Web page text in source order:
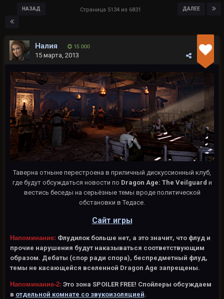
НАЗАД ДАЛЕЕ
Страница 5134 из 6831
Налия 15 000
15 марта, 2013
Таверна отныне перестроена в приличный дискуссионный клуб,
где будут обсуждаться новости по Dragon Age: The Veilguard и
вестись беседы на серьёзные темы вроде политической
обстановки в Тедасе.
Сайт игры
Напоминание: Флудилок больше нет, а это значит, что флуд и
прочие нарушения будут наказываться соответствующим
образом. Дебаты (спор ради спора), беспредметный флуд,
темы не касающейся вселенной Dragon Age запрещены.
Напоминание-2: Это зона SPOILER FREE! Спойлеры обсуждаем
в отдельной комнате со звукоизоляцией.